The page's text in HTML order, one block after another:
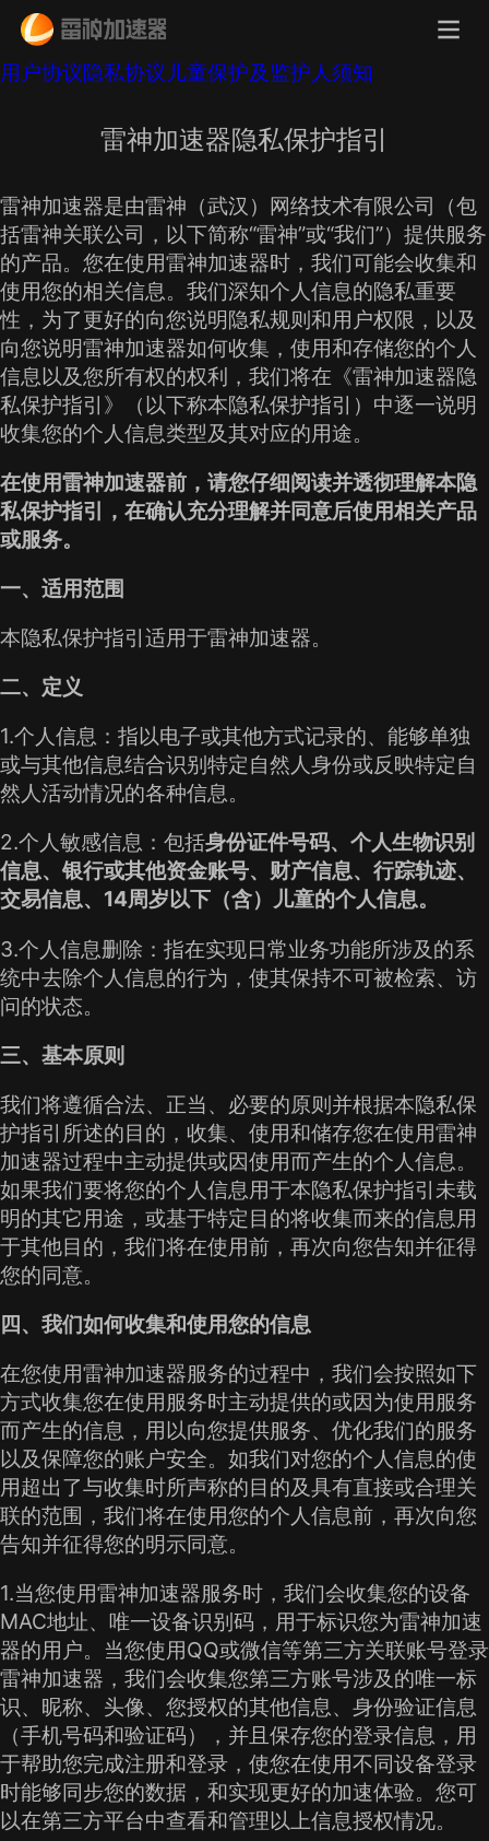
用户协议隐私协议 儿童保护及监护人须知
雷神加速器隐私保护指引
雷神加速器是由雷神（武汉）网络技术有限公司（包
括雷神关联公司，以下简称“雷神”或“我们”）提供服务
的产品。您在使用雷神加速器时，我们可能会收集和
使用您的相关信息。我们深知个人信息的隐私重要
性，为了更好的向您说明隐私规则和用户权限，以及
向您说明雷神加速器如何收集，使用和存储您的个人
信息以及您所有权的权利，我们将在《雷神加速器隐
私保护指引》（以下称本隐私保护指引）中逐一说明
收集您的个人信息类型及其对应的用途。
在使用雷神加速器前，请您仔细阅读并透彻理解本隐
私保护指引，在确认充分理解并同意后使用相关产品
或服务。
一、适用范围
本隐私保护指引适用于雷神加速器。
二、定义
1.个人信息：指以电子或其他方式记录的、能够单独
或与其他信息结合识别特定自然人身份或反映特定自
然人活动情况的各种信息。
2.个人敏感信息：包括身份证件号码、个人生物识别
信息、银行或其他资金账号、财产信息、行踪轨迹、
交易信息、14周岁以下（含）儿童的个人信息。
3.个人信息删除：指在实现日常业务功能所涉及的系
统中去除个人信息的行为，使其保持不可被检索、访
问的状态。
三、基本原则
我们将遵循合法、正当、必要的原则并根据本隐私保
护指引所述的目的，收集、使用和储存您在使用雷神
加速器过程中主动提供或因使用而产生的个人信息。
如果我们要将您的个人信息用于本隐私保护指引未载
明的其它用途，或基于特定目的将收集而来的信息用
于其他目的，我们将在使用前，再次向您告知并征得
您的同意。
四、我们如何收集和使用您的信息
在您使用雷神加速器服务的过程中，我们会按照如下
方式收集您在使用服务时主动提供的或因为使用服务
而产生的信息，用以向您提供服务、优化我们的服务
以及保障您的账户安全。如我们对您的个人信息的使
用超出了与收集时所声称的目的及具有直接或合理关
联的范围，我们将在使用您的个人信息前，再次向您
告知并征得您的明示同意。
1.当您使用雷神加速器服务时，我们会收集您的设备
MAC地址、唯一设备识别码，用于标识您为雷神加速
器的用户。当您使用QQ或微信等第三方关联账号登录
雷神加速器，我们会收集您第三方账号涉及的唯一标
识、昵称、头像、您授权的其他信息、身份验证信息
（手机号码和验证码），并且保存您的登录信息，用
于帮助您完成注册和登录，使您在使用不同设备登录
时能够同步您的数据，和实现更好的加速体验。您可
以在第三方平台中查看和管理以上信息授权情况。